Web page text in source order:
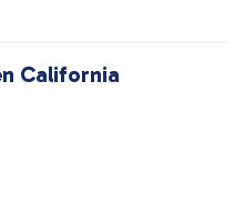
California